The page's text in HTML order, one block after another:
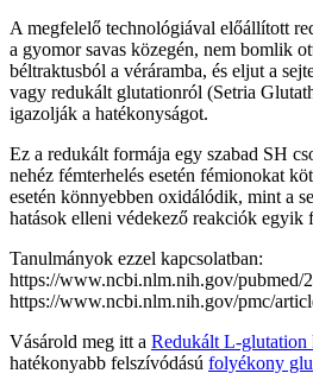
A megfelelő technológiával előállított
a gyomor savas közegén, nem bomlik
béltraktusból a véráramba, és eljut a
vagy redukált glutationról (Setria
igazolják a hatékonyságot.
Ez a redukált formája egy szabad SH
nehéz fémterhelés esetén fémionokat
esetén könnyebben oxidálódik, mint a
hatások elleni védekező reakciók egyik
Tanulmányok ezzel kapcsolatban:
https://www.ncbi.nlm.nih.gov/pubmed/
https://www.ncbi.nlm.nih.gov/pmc/
Vásárold meg itt a Redukált L-glutation
hatékonyabb felszívódású folyékony